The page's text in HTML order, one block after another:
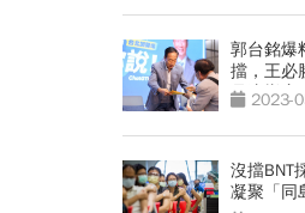
郭台銘爆
擋，王必
是這樣寫
2023-
沒擋BNT
凝聚「同